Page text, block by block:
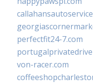
perfectfit24-7.com
von-racer.com